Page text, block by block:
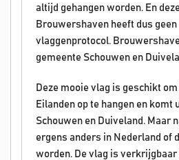
altijd gehangen worden. En
Brouwershaven heeft dus geen
vlaggenprotocol.
gemeente Schouwen en
Deze mooie vlag is geschikt
Eilanden op te hangen en komt
Schouwen en Duiveland. Maar
ergens anders in Nederland of
worden. De vlag is